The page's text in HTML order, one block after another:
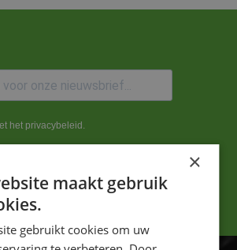
het privacybeleid.
×
maakt gebruik
gebruikt cookies om uw